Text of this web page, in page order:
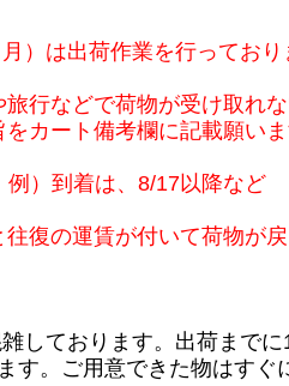
）は出荷作業を行っており
行などで荷物が受け取れな
をカート備考欄に記載願いま
例）到着は、8/17以降など
復の運賃が付いて荷物が戻
しております。出荷までに
す。ご用意できた物はすぐ